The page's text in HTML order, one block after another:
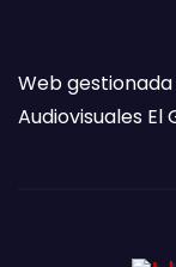
Web
Audiovisuales El